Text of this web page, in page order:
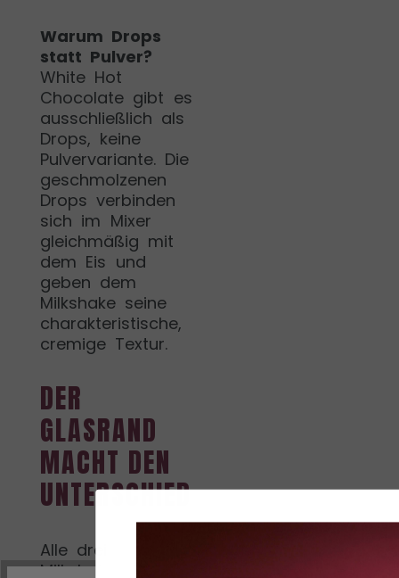
Warum Drops
statt Pulver?
White Hot
Chocolate gibt es
ausschließlich als
Drops, keine
Pulvervariante. Die
geschmolzenen
Drops verbinden
sich im Mixer
gleichmäßig mit
dem Eis und
geben dem
Milkshake seine
charakteristische,
cremige Textur.
DER
GLASRAND
MACHT DEN
UNTERSCHIED
Alle drei
Milkshakes leben